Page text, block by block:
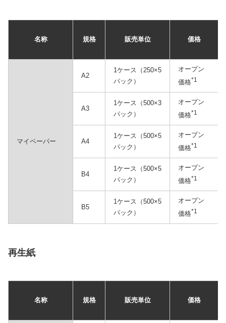
名称 規格 販売単位 価格
マイペーパー
A2
1ケース（250×5
パック）
オープン
価格*1
A3
1ケース（500×3
パック）
オープン
価格*1
A4
1ケース（500×5
パック）
オープン
価格*1
B4
1ケース（500×5
パック）
オープン
価格*1
B5
1ケース（500×5
パック）
オープン
価格*1
再生紙
名称 規格 販売単位 価格